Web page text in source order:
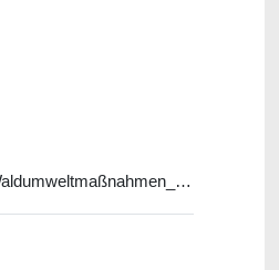
01_FöRiLi_Waldumweltmaßnahmen_konsolidierte Fassung